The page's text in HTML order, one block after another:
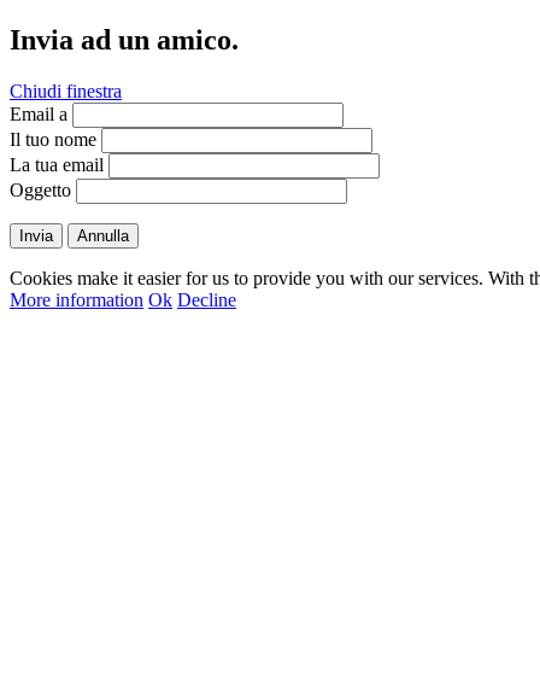
Invia ad un amico.
Chiudi finestra
Email a
Il tuo nome
La tua email
Oggetto
Invia Annulla
Cookies make it easier for us to provide you with our services. With
More information Ok Decline